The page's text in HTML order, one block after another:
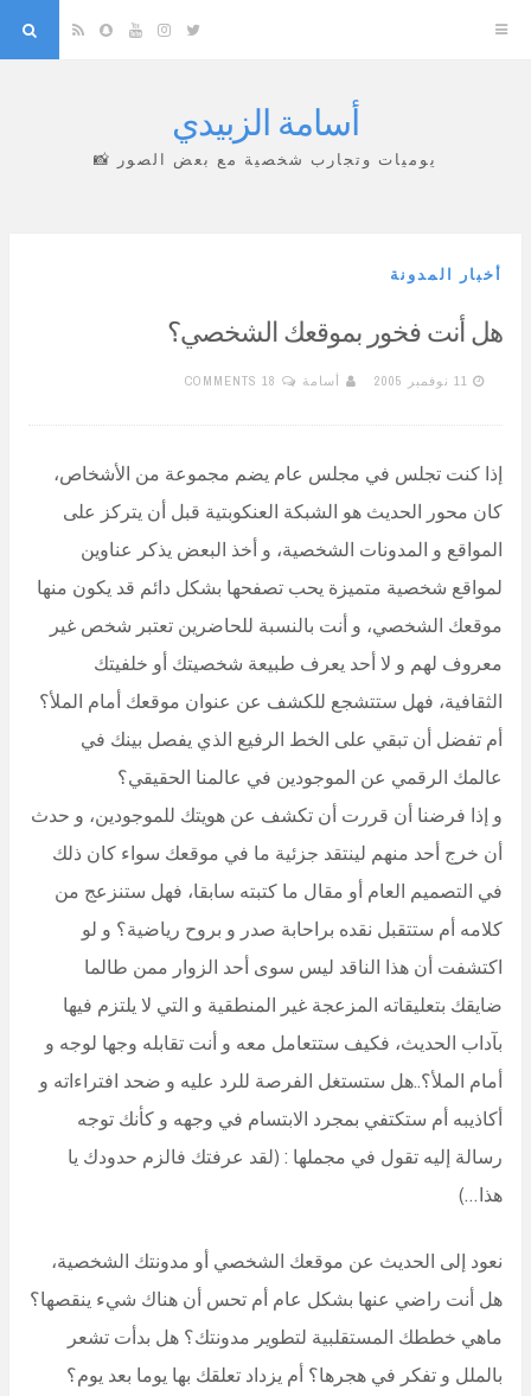
Twitter
Instagram
YouTube
Snapchat
RSS
أسامة الزبيدي
يوميات وتجارب شخصية مع بعض الصور 📸
أخبار المدونة
هل أنت فخور بموقعك الشخصي؟
11 نوفمبر 2005 أسامة 18 COMMENTS
إذا كنت تجلس في مجلس عام يضم مجموعة من الأشخاص،
كان محور الحديث هو الشبكة العنكوبتية قبل أن يتركز على
المواقع و المدونات الشخصية، و أخذ البعض يذكر عناوين
لمواقع شخصية متميزة يحب تصفحها بشكل دائم قد يكون منها
موقعك الشخصي، و أنت بالنسبة للحاضرين تعتبر شخص غير
معروف لهم و لا أحد يعرف طبيعة شخصيتك أو خلفيتك
الثقافية، فهل ستتشجع للكشف عن عنوان موقعك أمام الملأ؟
أم تفضل أن تبقي على الخط الرفيع الذي يفصل بينك في
عالمك الرقمي عن الموجودين في عالمنا الحقيقي؟
و إذا فرضنا أن قررت أن تكشف عن هويتك للموجودين، و حدث
أن خرج أحد منهم لينتقد جزئية ما في موقعك سواء كان ذلك
في التصميم العام أو مقال ما كتبته سابقا، فهل ستنزعج من
كلامه أم ستتقبل نقده براحابة صدر و بروح رياضية؟ و لو
اكتشفت أن هذا الناقد ليس سوى أحد الزوار ممن طالما
ضايقك بتعليقاته المزعجة غير المنطقية و التي لا يلتزم فيها
بآداب الحديث، فكيف ستتعامل معه و أنت تقابله وجها لوجه و
أمام الملأ؟..هل ستستغل الفرصة للرد عليه و ضحد افتراءاته و
أكاذيبه أم ستكتفي بمجرد الابتسام في وجهه و كأنك توجه
رسالة إليه تقول في مجملها : (لقد عرفتك فالزم حدودك يا
هذا…)
نعود إلى الحديث عن موقعك الشخصي أو مدونتك الشخصية،
هل أنت راضي عنها بشكل عام أم تحس أن هناك شيء ينقصها؟
ماهي خططك المستقلبية لتطوير مدونتك؟ هل بدأت تشعر
بالملل و تفكر في هجرها؟ أم يزداد تعلقك بها يوما بعد يوم؟